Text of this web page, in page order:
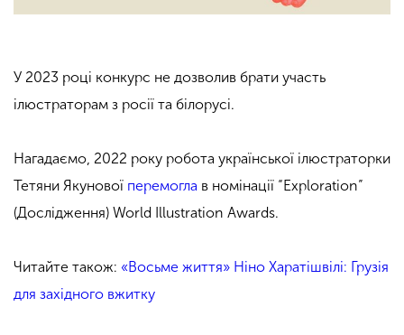
У 2023 році конкурс не дозволив брати участь
ілюстраторам з росії та білорусі.
Нагадаємо, 2022 року робота української ілюстраторки
Тетяни Якунової перемогла в номінації “Exploration”
(Дослідження) World Illustration Awards.
Читайте також: «Восьме життя» Ніно Харатішвілі: Грузія
для західного вжитку